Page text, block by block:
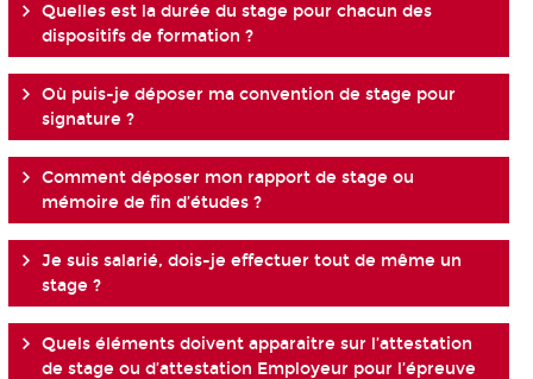
Quelles est la durée du stage pour chacun des
dispositifs de formation ?
Où puis-je déposer ma convention de stage pour
signature ?
Comment déposer mon rapport de stage ou
mémoire de fin d’études ?
Je suis salarié, dois-je effectuer tout de même un
stage ?
Quels éléments doivent apparaitre sur l’attestation
de stage ou d’attestation Employeur pour l’épreuve